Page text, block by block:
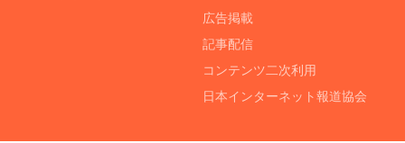
広告掲載
記事配信
コンテンツ二次利用
日本インターネット報道協会